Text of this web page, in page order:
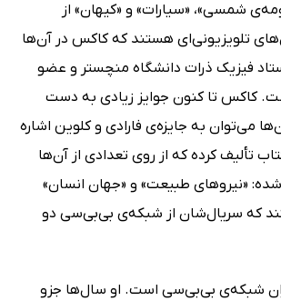
شمسی»، «سیارات» و «کیهان» از
تلویزیونی‌ای هستند که کاکس در آن‌ها
فیزیک ذرات دانشگاه منچستر و عضو
کاکس تا کنون جوایز زیادی به دست
می‌توان به جایزه‌ی فارادی و کلوین اشاره
او تابه‌حال 9 کتاب تألیف کرده که از روی تعدادی از آن‌ها
«نیروهای طبیعت» و «جهان انسان»
که سریال‌شان از شبکه‌ی بی‌بی‌سی دو
شبکه‌ی بی‌بی‌سی است. او سال‌ها جزو